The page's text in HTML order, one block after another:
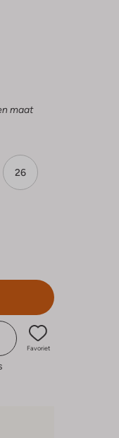
maat
26
Favoriet